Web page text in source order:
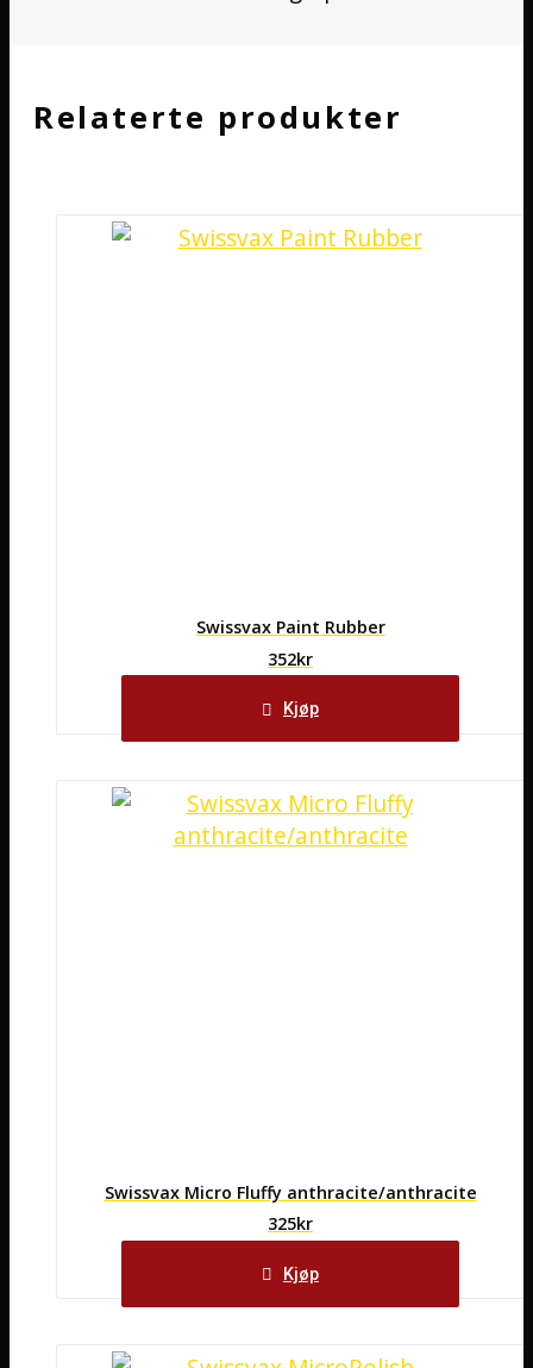
Relaterte produkter
Swissvax Paint Rubber
352kr
Kjøp
Swissvax Micro Fluffy anthracite/anthracite
325kr
Kjøp